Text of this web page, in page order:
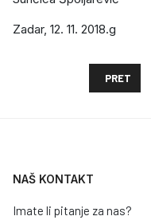
Zadar, 12. 11. 2018.g
PRET
NAŠ KONTAKT
Imate li pitanje za nas?